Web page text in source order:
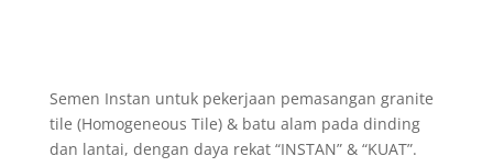
Semen Instan untuk pekerjaan pemasangan granite
tile (Homogeneous Tile) & batu alam pada dinding
dan lantai, dengan daya rekat “INSTAN” & “KUAT”.